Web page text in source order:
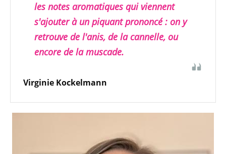
les notes aromatiques qui viennent
s'ajouter à un piquant prononcé : on y
retrouve de l'anis, de la cannelle, ou
encore de la muscade.
Virginie Kockelmann